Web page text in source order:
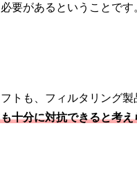
があるということで
も、フィルタリング製
十分に対抗できると考え